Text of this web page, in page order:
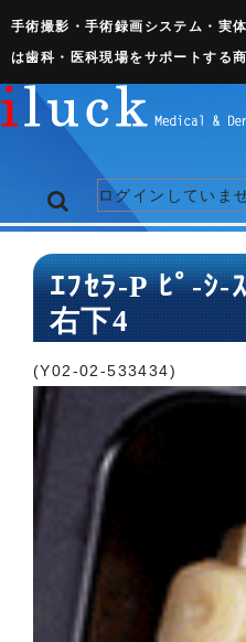
手術撮影・手術録画システム・実
は歯科・医科現場をサポートする
ログインしていま
トップページ
ネット販売ページ
歯科関連機器
術野撮影キット
3D実体顕微鏡
お問い合わせ
ｴﾌｾﾗ-P ﾋﾟ-ｼ-
右下4
(Y02-02-533434)